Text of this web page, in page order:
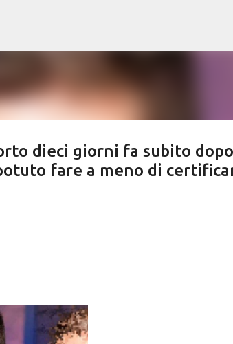
dieci giorni fa subito
fare a meno di